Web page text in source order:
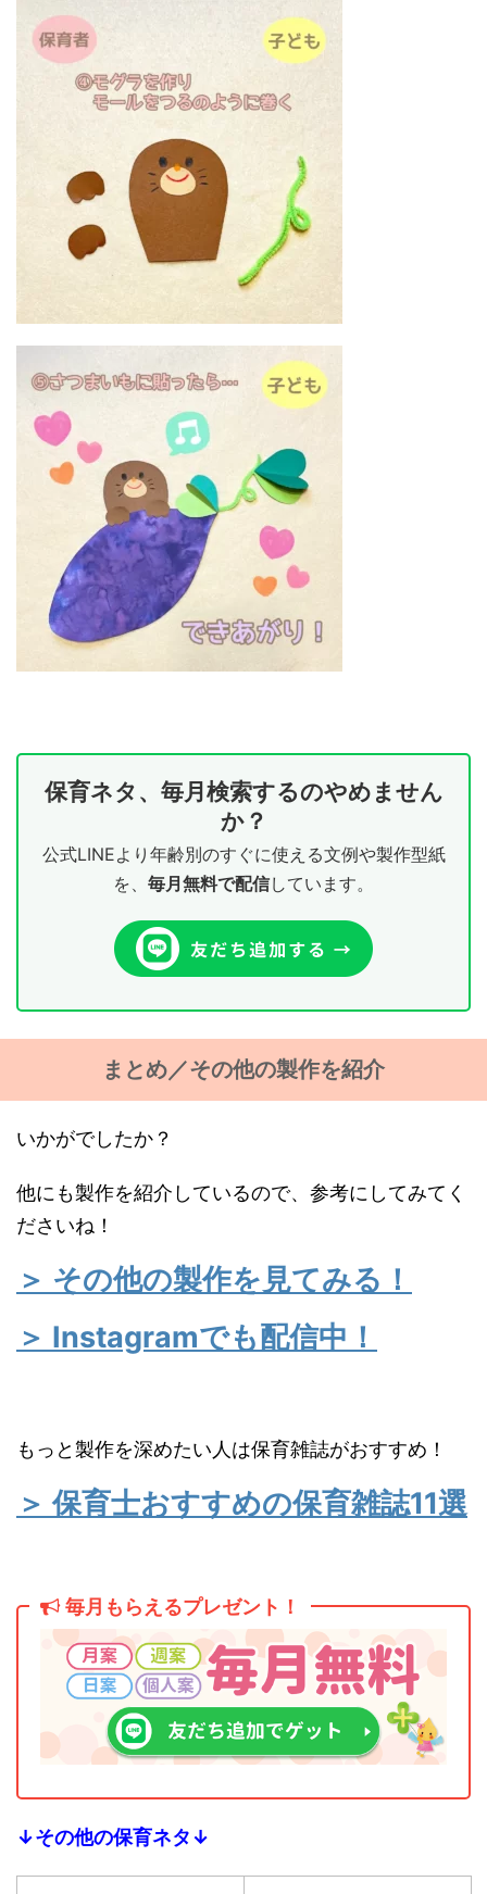
保育ネタ、毎月検索するのやめません
か？
公式LINEより年齢別のすぐに使える文例や製作型紙
を、 毎月無料で配信しています。
まとめ／その他の製作を紹介
いかがでしたか？
他にも製作を紹介しているので、参考にしてみてく
ださいね！
＞ その他の製作を見てみる！
＞ Instagramでも配信中！
もっと製作を深めたい人は保育雑誌がおすすめ！
＞ 保育士おすすめの保育雑誌11選
毎月もらえるプレゼント！
↓その他の保育ネタ↓